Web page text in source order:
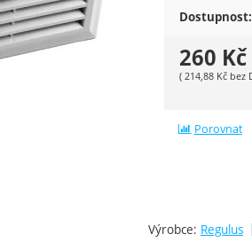
Dostupnost:
260 Kč
(214,88 Kč bez
Porovnat
Výrobce: Regulus